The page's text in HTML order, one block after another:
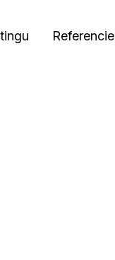
Referencie